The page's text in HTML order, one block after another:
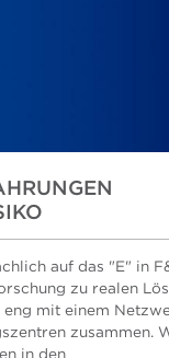
auf das "E" in
zu realen
mit einem
zusammen.
in den